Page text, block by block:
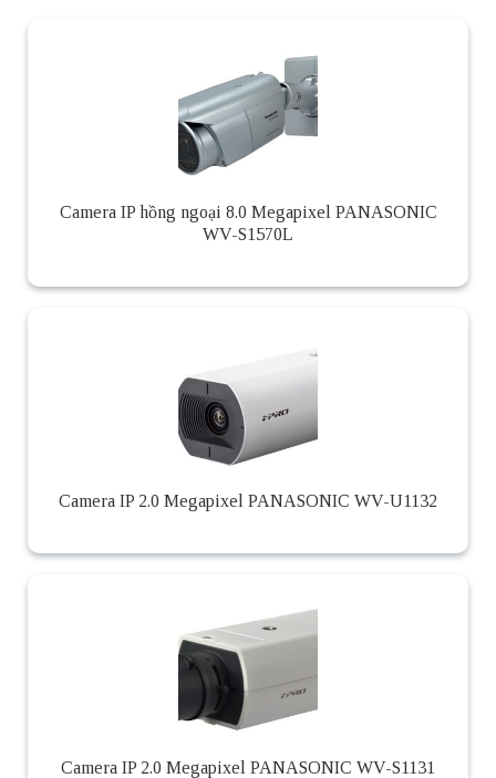
Camera IP hồng ngoại 8.0 Megapixel PANASONIC
WV-S1570L
Camera IP 2.0 Megapixel PANASONIC WV-U1132
Camera IP 2.0 Megapixel PANASONIC WV-S1131